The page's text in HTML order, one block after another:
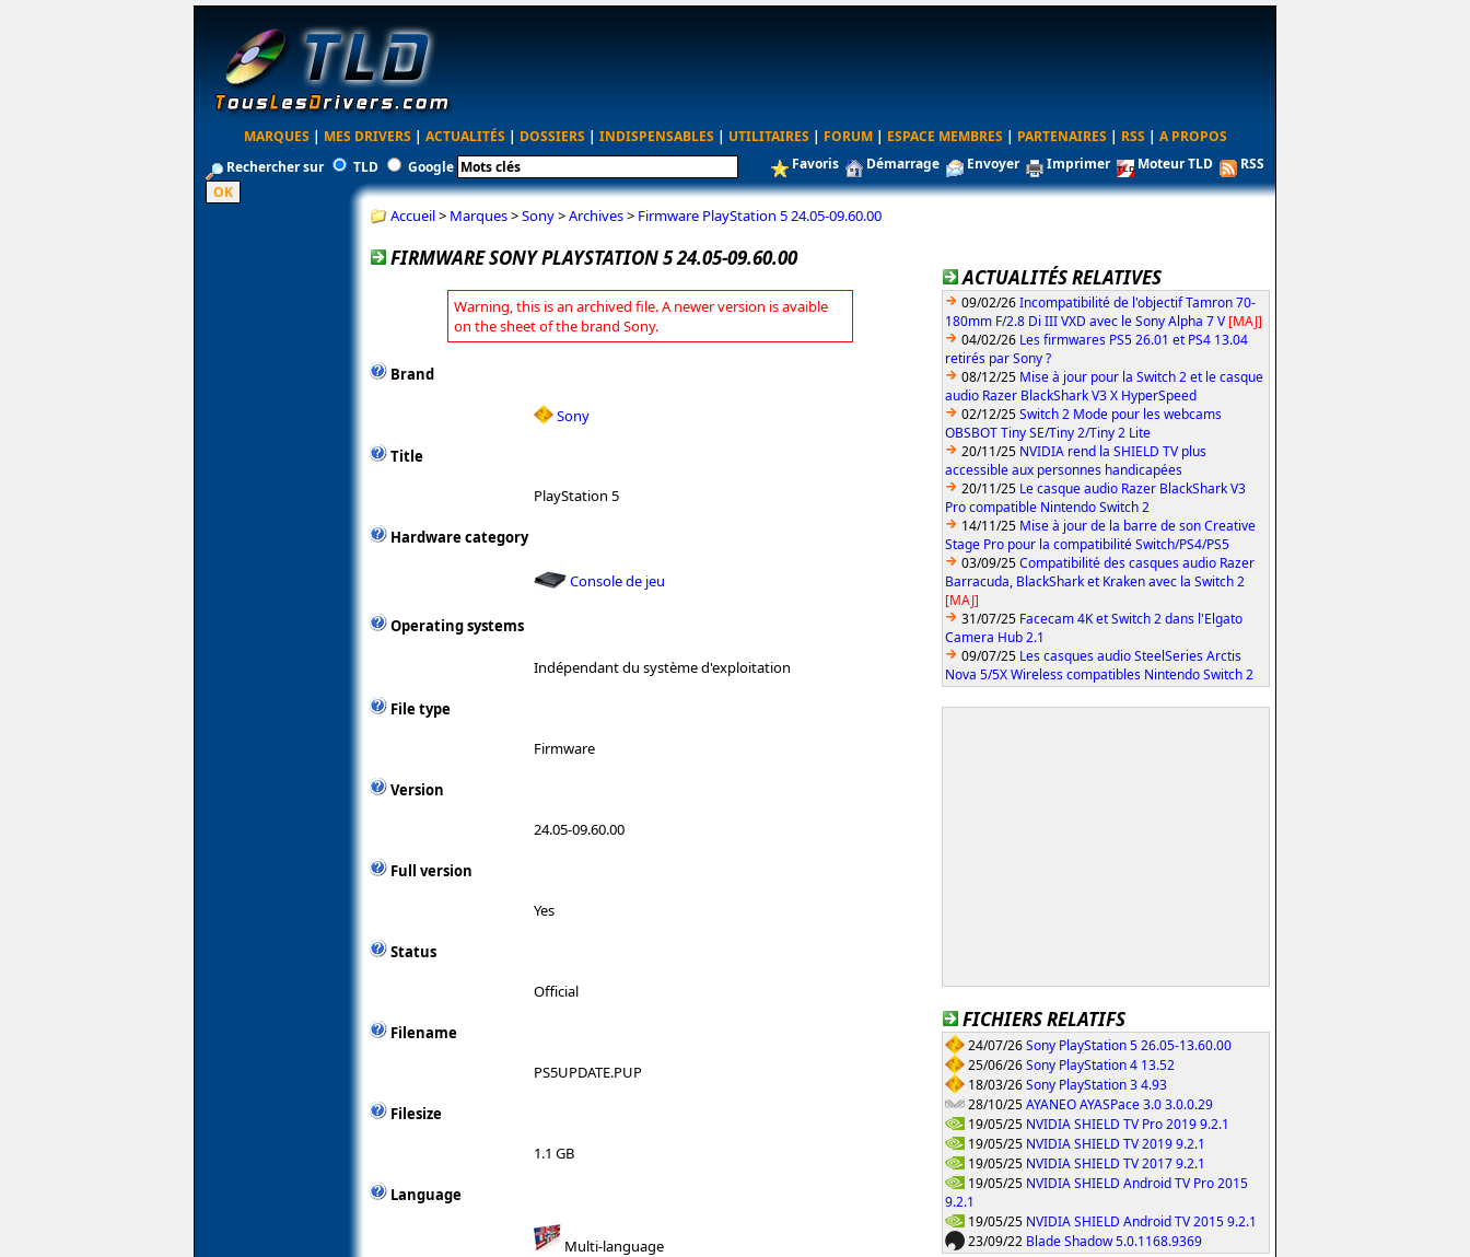
MARQUES | MES DRIVERS | ACTUALITÉS | DOSSIERS | INDISPENSABLES | UTILITAIRES | FORUM | ESPACE MEMBRES | PARTENAIRES | RSS | A PROPOS
Rechercher sur
TLD Google Favoris Démarrage Envoyer Imprimer Moteur TLD RSS
Accueil> Marques>Sony>Archives> Firmware PlayStation 5 24.05-09.60.00
FIRMWARE SONY PLAYSTATION 5 24.05-09.60.00
Warning, this is an archived file. A newer version is avaible
on the sheet of the brand Sony.
Brand
Sony
Title
PlayStation 5
Hardware category
Console de jeu
Operating systems
Indépendant du système d'exploitation
File type
Firmware
Version
24.05-09.60.00
Full version
Yes
Status
Official
Filename
PS5UPDATE.PUP
Filesize
1.1 GB
Language
Multi-language
ACTUALITÉS RELATIVES
09/02/26Incompatibilité de l'objectif Tamron 70-
180mm F/2.8 Di III VXD avec le Sony Alpha 7 V [MAJ]
04/02/26 Les firmwares PS5 26.01 et PS4 13.04
retirés par Sony ?
08/12/25 Mise à jour pour la Switch 2 et le casque
audio Razer BlackShark V3 X HyperSpeed
02/12/25Switch 2 Mode pour les webcams
OBSBOT Tiny SE/Tiny 2/Tiny 2 Lite
20/11/25 NVIDIA rend la SHIELD TV plus
accessible aux personnes handicapées
20/11/25 Le casque audio Razer BlackShark V3
Pro compatible Nintendo Switch 2
14/11/25 Mise à jour de la barre de son Creative
Stage Pro pour la compatibilité Switch/PS4/PS5
03/09/25Compatibilité des casques audio Razer
Barracuda, BlackShark et Kraken avec la Switch 2
[MAJ]
31/07/25 Facecam 4K et Switch 2 dans l'Elgato
Camera Hub 2.1
09/07/25 Les casques audio SteelSeries Arctis
Nova 5/5X Wireless compatibles Nintendo Switch 2
FICHIERS RELATIFS
24/07/26Sony PlayStation 5 26.05-13.60.00
25/06/26Sony PlayStation 4 13.52
18/03/26Sony PlayStation 3 4.93
28/10/25AYANEO AYASPace 3.0 3.0.0.29
19/05/25 NVIDIA SHIELD TV Pro 2019 9.2.1
19/05/25 NVIDIA SHIELD TV 2019 9.2.1
19/05/25 NVIDIA SHIELD TV 2017 9.2.1
19/05/25 NVIDIA SHIELD Android TV Pro 2015
9.2.1
19/05/25 NVIDIA SHIELD Android TV 2015 9.2.1
23/09/22 Blade Shadow 5.0.1168.9369